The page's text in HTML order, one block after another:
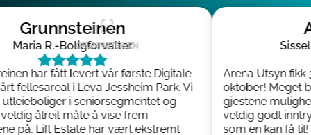
Grunnsteinen
Maria R.-Boligforvalter
har fått levert vår første Digitale
i Leva Jessheim Park. Vi
i seniorsegmentet og
ålreit måte å vise frem
på. Lift Estate har vært ekstremt
Sissel
Arena Utsyn fikk
oktober! Meget
gjestene mulighet
veldig godt
som en kan få til!